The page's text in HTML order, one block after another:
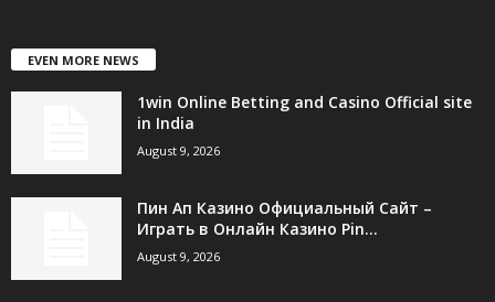
EVEN MORE NEWS
1win Online Betting and Casino Official site
in India
August 9, 2026
Пин Ап Казино Официальный Сайт –
Играть в Онлайн Казино Pin...
August 9, 2026